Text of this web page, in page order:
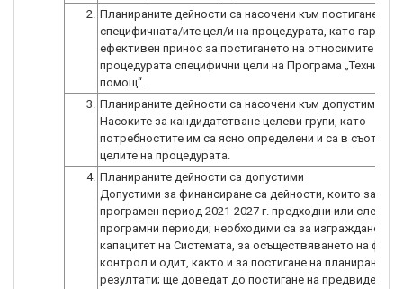
2. Планираните дейности са насочени към постигането
специфичната/ите цел/и на процедурата, като
ефективен принос за постигането на относимите към
процедурата специфични цели на Програма
помощ“.
3. Планираните дейности са насочени към допустими
Насоките за кандидатстване целеви групи, като
потребностите им са ясно определени и са в
целите на процедурата.
4. Планираните дейности са допустими
Допустими за финансиране са дейности, които
програмен период 2021-2027 г. предходни или
програмни периоди; необходими са за изграждането
капацитет на Системата, за осъществяването на
контрол и одит, както и за постигане на планираните
резултати; ще доведат до постигане на предвидените